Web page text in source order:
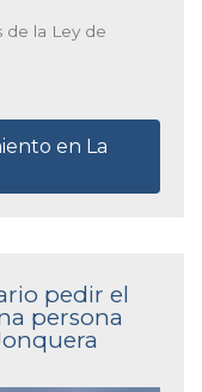
de la Ley de
en La
pedir el
persona